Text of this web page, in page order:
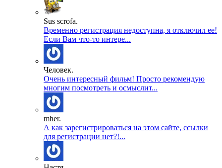
Sus scrofa.
Временно регистрация недоступна, я отключил ее!
Если Вам что-то интере...
Человек.
Очень интересный фильм! Просто рекомендую
многим посмотреть и осмыслит...
mher.
А как зарегистрироваться на этом сайте, ссылки
для регистрации нет?!...